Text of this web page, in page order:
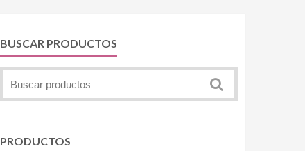
BUSCAR PRODUCTOS
PRODUCTOS